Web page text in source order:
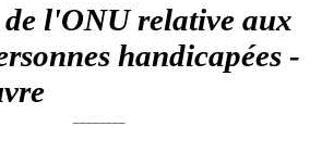
l'ONU relative aux
handicapées -